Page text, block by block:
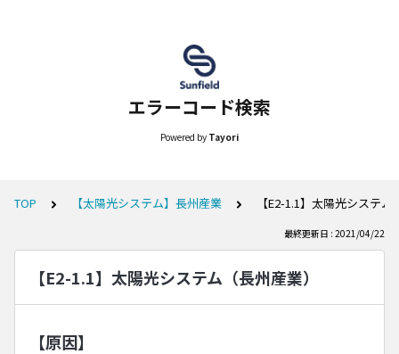
エラーコード検索
Powered by Tayori
TOP 【太陽光システム】長州産業 【E2-1.1】太陽光システ
最終更新日 : 2021/04/22
【E2-1.1】太陽光システム（長州産業）
【原因】